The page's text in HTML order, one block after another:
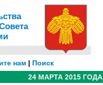
нам| Поиск
24 МАРТА 2015 ГОДА